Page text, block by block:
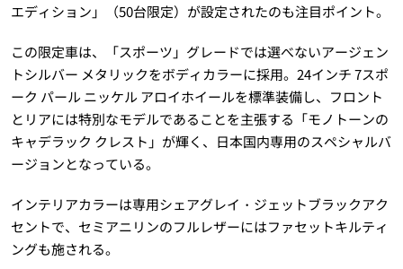
エディション」（50台限定）が設定されたのも注目ポイント。
この限定車は、「スポーツ」グレードでは選べないアージェン
トシルバー メタリックをボディカラーに採用。24インチ 7スポ
ーク パール ニッケル アロイホイールを標準装備し、フロント
とリアには特別なモデルであることを主張する「モノトーンの
キャデラック クレスト」が輝く、日本国内専用のスペシャルバ
ージョンとなっている。
インテリアカラーは専用シェアグレイ・ジェットブラックアク
セントで、セミアニリンのフルレザーにはファセットキルティ
ングも施される。